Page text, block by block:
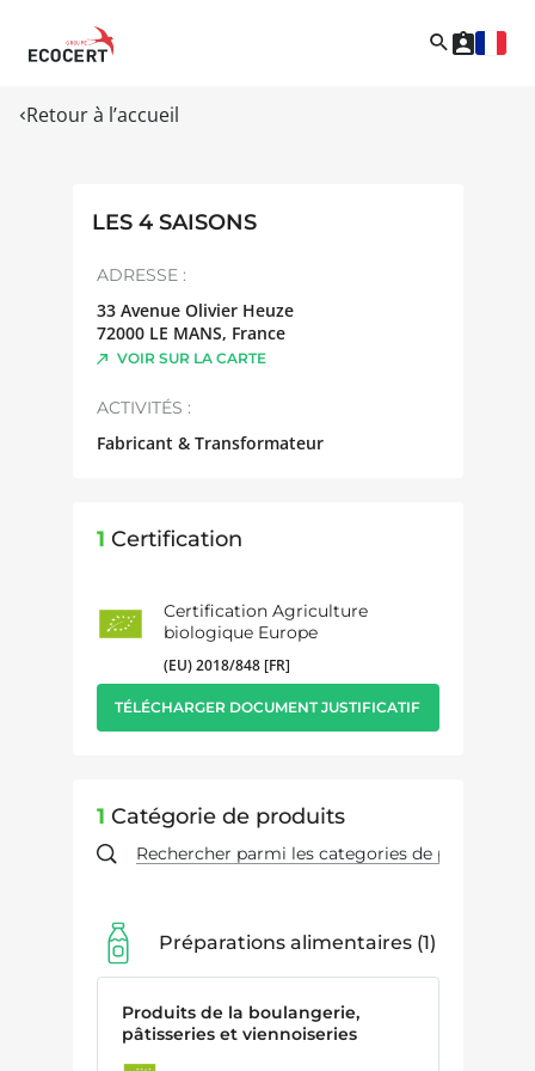
Retour à l’accueil
LES 4 SAISONS
ADRESSE :
33 Avenue Olivier Heuze
72000 LE MANS, France
VOIR SUR LA CARTE
ACTIVITÉS :
Fabricant & Transformateur
1 Certification
Certification Agriculture
biologique Europe
(EU) 2018/848 [FR]
TÉLÉCHARGER DOCUMENT JUSTIFICATIF
1 Catégorie de produits
Préparations alimentaires 1
Produits de la boulangerie,
pâtisseries et viennoiseries